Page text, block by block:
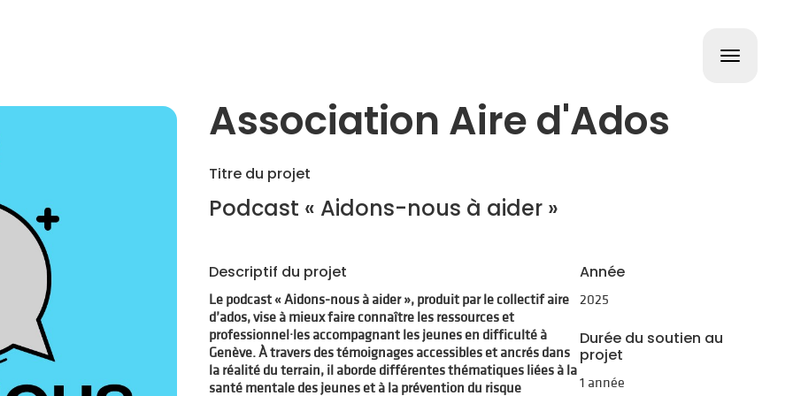
Association Aire d'Ados
Titre du projet
Podcast « Aidons-nous à aider »
Descriptif du projet
Le podcast « Aidons-nous à aider », produit par le collectif aire
d’ados, vise à mieux faire connaître les ressources et
professionnel·les accompagnant les jeunes en difficulté à
Genève. À travers des témoignages accessibles et ancrés dans
la réalité du terrain, il aborde différentes thématiques liées à la
santé mentale des jeunes et à la prévention du risque
Année
2025
Durée du soutien au
projet
1 année